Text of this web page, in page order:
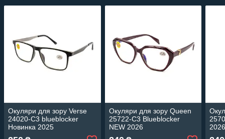
Окуляри для зору Verse
24020-C3 blueblocker
Новинка 2025
Окуляри для зору Queen
25722-C3 Blueblocker
NEW 2026